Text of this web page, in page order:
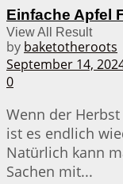
View All Result
Einfache Apfel
by baketotheroots
September 14,
0
Wenn der
ist es endlich
Natürlich kann
Sachen mit...